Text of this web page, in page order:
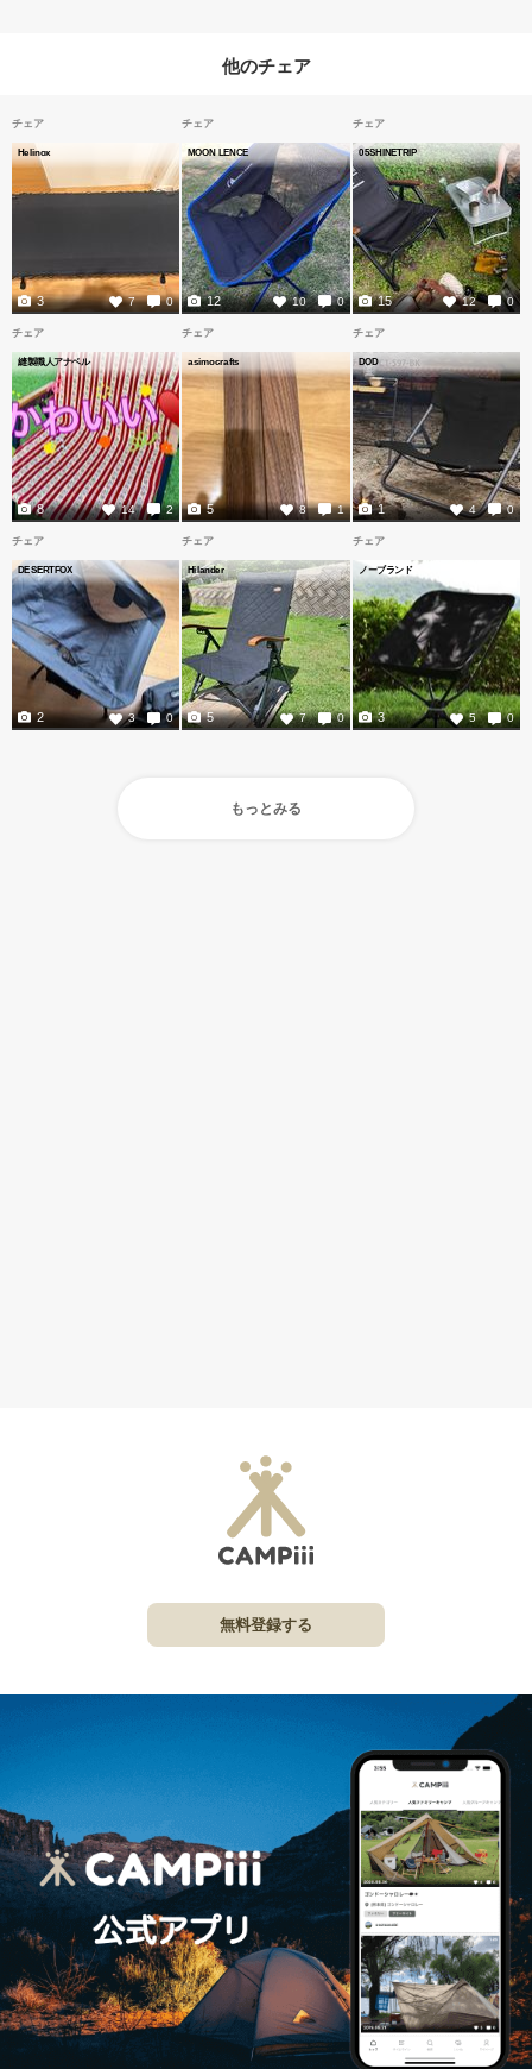
他のチェア
チェア
Helinox
7 0
3
チェア
MOON LENCE
10 0
12
チェア
05SHINETRIP
12 0
15
チェア
縫製職人アナベル
14 2
8
チェア
asimocrafts
8 1
5
チェア
DOD
4 0
1
チェア
DESERTFOX
3 0
2
チェア
Hilander
7 0
5
チェア
ノーブランド
5 0
3
もっとみる
無料登録する